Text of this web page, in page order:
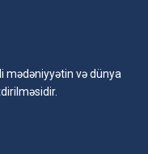
mədəniyyətin və dünya